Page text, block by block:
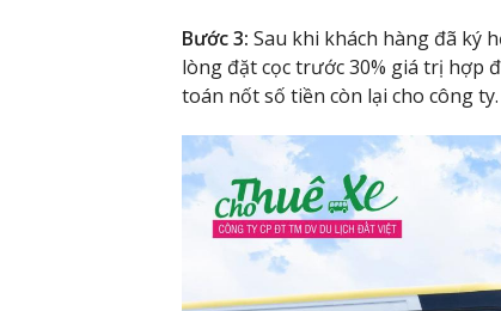
Bước 3: Sau khi khách hàng đã ký
lòng đặt cọc trước 30% giá trị hợp
toán nốt số tiền còn lại cho công ty.